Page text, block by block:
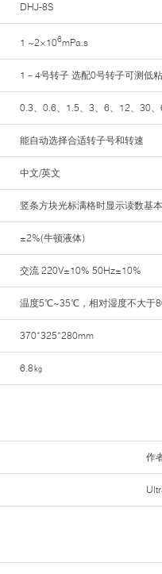
DHJ-8S
1 ~2×106mPa.s
1－4号转子 选配0号转子可测低
0.3、0.6、1.5、3、6、12、30
能自动选择合适转子号和转速
中文/英文
竖条方块光标满格时显示读数基
±2%(牛顿液体)
交流 220V±10% 50Hz±10%
温度5℃~35℃，相对湿度不大于
370*325*280mm
6.8㎏
作